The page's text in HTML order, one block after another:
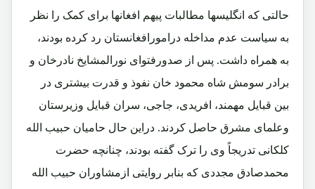
حالتی که انگلیسها مطالبات پیهم افغانها برای کمک را نظر
به سیاست عدم مداخله درامورافغانستان رد کرده بودند،
به همراه داشت. پس از صدورفتوای نورالمشایخ نادرخان و
برادر سومش شاه محمود خان نفوذ و قدرت بیشتری در
بین قبایل مهمند، افریدی، جاجی، سران قبایل وزیرستان
وعلمای مشرق حاصل کردند. دراین حال حامیان حبیب الله
کلکانی تدریجاً وی را ترک گفته بودند، چنانچه حضرت
محمدصادق مجددی که بنابر روایتی ازمشاوران حبیب الله